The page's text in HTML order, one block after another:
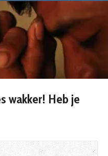
wakker! Heb je